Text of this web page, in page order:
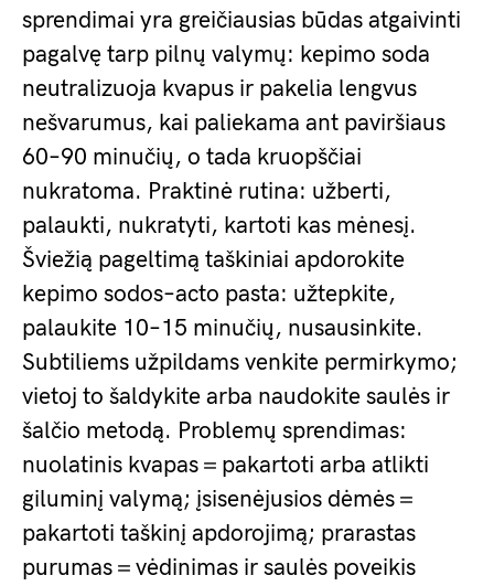
sprendimai yra greičiausias būdas atgaivinti
pagalvę tarp pilnų valymų: kepimo soda
neutralizuoja kvapus ir pakelia lengvus
nešvarumus, kai paliekama ant paviršiaus
60–90 minučių, o tada kruopščiai
nukratoma. Praktinė rutina: užberti,
palaukti, nukratyti, kartoti kas mėnesį.
Šviežią pageltimą taškiniai apdorokite
kepimo sodos–acto pasta: užtepkite,
palaukite 10–15 minučių, nusausinkite.
Subtiliems užpildams venkite permirkymo;
vietoj to šaldykite arba naudokite saulės ir
šalčio metodą. Problemų sprendimas:
nuolatinis kvapas＝pakartoti arba atlikti
giluminį valymą; įsisenėjusios dėmės＝
pakartoti taškinį apdorojimą; prarastas
purumas＝vėdinimas ir saulės poveikis